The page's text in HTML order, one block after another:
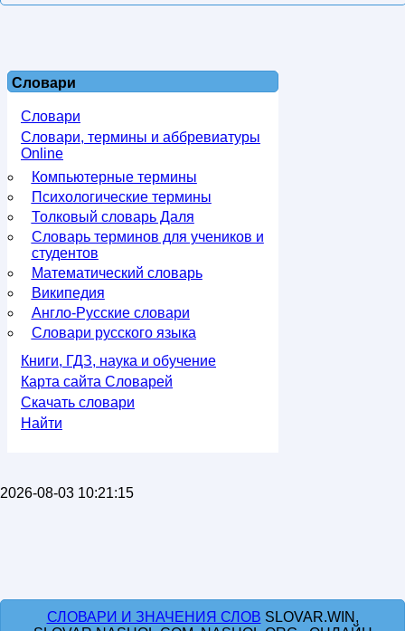
Словари
Словари
Словари, термины и аббревиатуры
Online
Компьютерные термины
Психологические термины
Толковый словарь Даля
Словарь терминов для учеников и
студентов
Математический словарь
Википедия
Англо-Русские словари
Словари русского языка
Книги, ГДЗ, наука и обучение
Карта сайта Словарей
Скачать словари
Найти
2026-08-03 10:21:15
СЛОВАРИ И ЗНАЧЕНИЯ СЛОВ SLOVAR.WIN,